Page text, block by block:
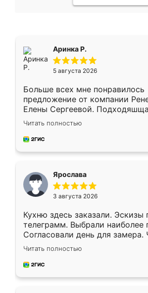
Аринка Р.
5 августа 2026
Больше всех мне понравилось
предложение от компании
Елены Сергеевой.
короткие сроки изготовления.
для замера сотрудник
предложил по моему эскизу
Читать полностью
Ярослава
3 августа 2026
Кухню здесь заказали. Эскизы
телеграмм. Выбрали наиболее
Согласовали день для замера.
недели кухня была уже готова.
довольны работой. Спасибо
мебель за качественную работу!
Читать полностью